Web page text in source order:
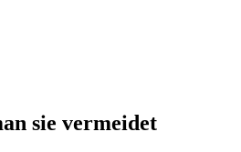
sie vermeidet